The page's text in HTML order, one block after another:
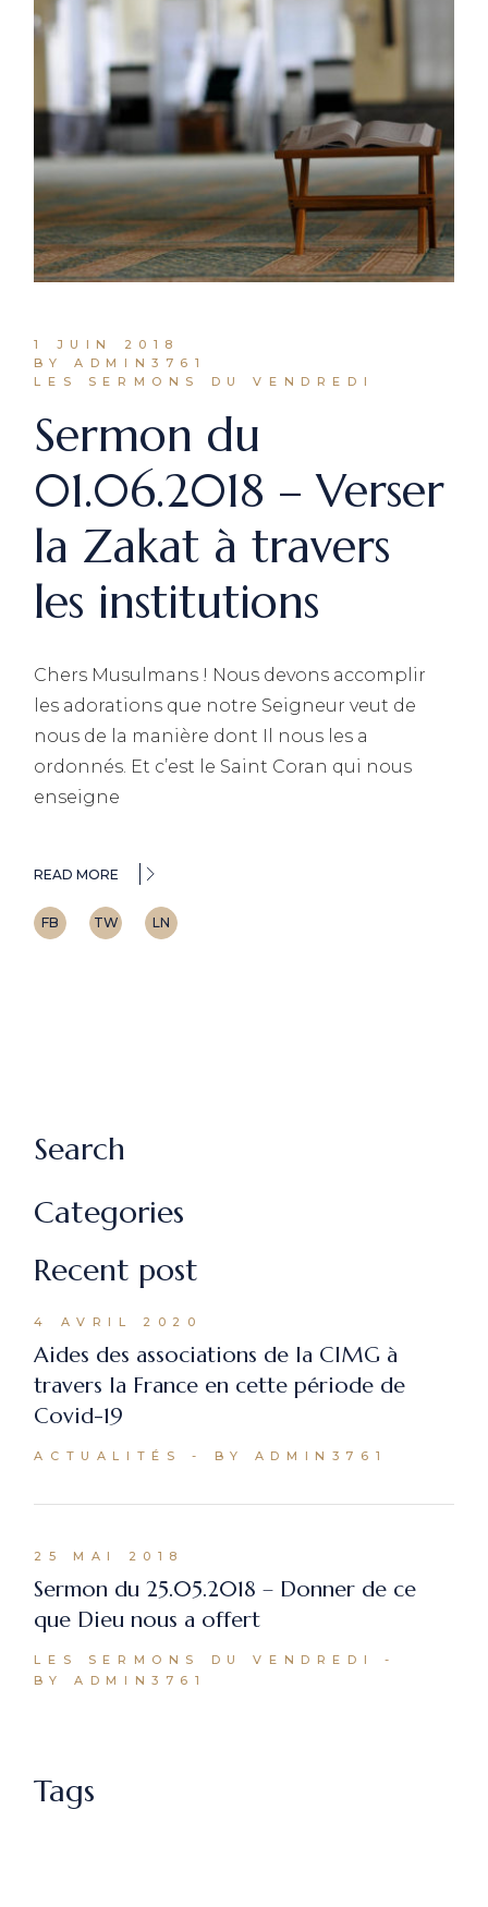
1 JUIN 2018
BY ADMIN3761
LES SERMONS DU VENDREDI
Sermon du
01.06.2018 – Verser
la Zakat à travers
les institutions
Chers Musulmans ! Nous devons accomplir
les adorations que notre Seigneur veut de
nous de la manière dont Il nous les a
ordonnés. Et c’est le Saint Coran qui nous
enseigne
READ MORE
FB TW LN
Search
Categories
Recent post
4 AVRIL 2020
Aides des associations de la CIMG à
travers la France en cette période de
Covid-19
ACTUALITÉS BY ADMIN3761
25 MAI 2018
Sermon du 25.05.2018 – Donner de ce
que Dieu nous a offert
LES SERMONS DU VENDREDI
BY ADMIN3761
Tags